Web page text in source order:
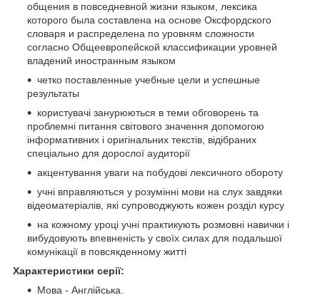
общения в повседневной жизни языком, лексика
которого была составлена на основе Оксфордского
словаря и распределена по уровням сложности
согласно Общеевропейской классификации уровней
владений иностранным языком
четко поставленные учебные цели и успешные
результаты
користувачі занурюються в теми обговорень та
проблемні питання світового значення допомогою
інформативних і оригінальних текстів, відібраних
спеціально для дорослої аудиторії
акцентування уваги на побудові лексичного обороту
учні вправляються у розумінні мови на слух завдяки
відеоматеріалів, які супроводжують кожен розділ курсу
на кожному уроці учні практикують розмовні навички і
вибудовують впевненість у своїх силах для подальшої
комунікації в повсякденному житті
Характеристики серії:
Мова - Англійська.